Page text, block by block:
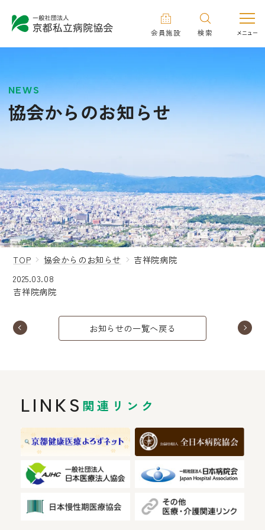
会員施設 検索
NEWS
協会からのお知らせ
TOP 協会からのお知らせ
吉祥院病院
2025.03.08
吉祥院病院
お知らせの一覧へ戻る
LINKS 関連リンク